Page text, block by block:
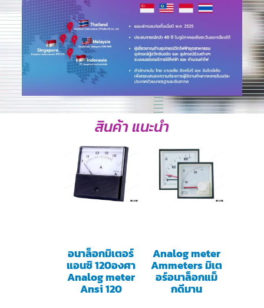
สินค้า แนะนำ
อนาล็อกมิเตอร์
แอนซิ 120องศา
Analog meter
Ansi 120
Analog meter
Ammeters มิเต
อร์อนาล็อกแม็
กดีมาน